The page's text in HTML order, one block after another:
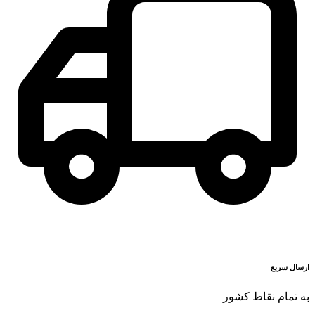
ارسال سریع
به تمام نقاط کشور